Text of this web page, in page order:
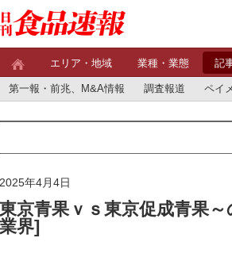
エリア・地域 業種・業態 記
第一報・前兆、M&A情報 調査報道 ペイ
2025年4月4日
東京青果ｖｓ東京促成青果
業界]